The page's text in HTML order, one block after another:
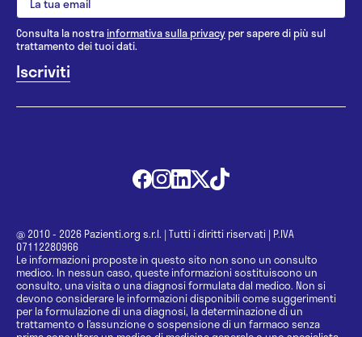
Consulta la nostrainformativa sulla privacy per sapere di più sul
trattamento dei tuoi dati.
@ 2010 - 2026 Pazienti.org s.r.l. | Tutti i diritti riservati | P.IVA
07112280966
Le informazioni proposte in questo sito non sono un consulto
medico. In nessun caso, queste informazioni sostituiscono un
consulto, una visita o una diagnosi formulata dal medico. Non si
devono considerare le informazioni disponibili come suggerimenti
per la formulazione di una diagnosi, la determinazione di un
trattamento o l’assunzione o sospensione di un farmaco senza